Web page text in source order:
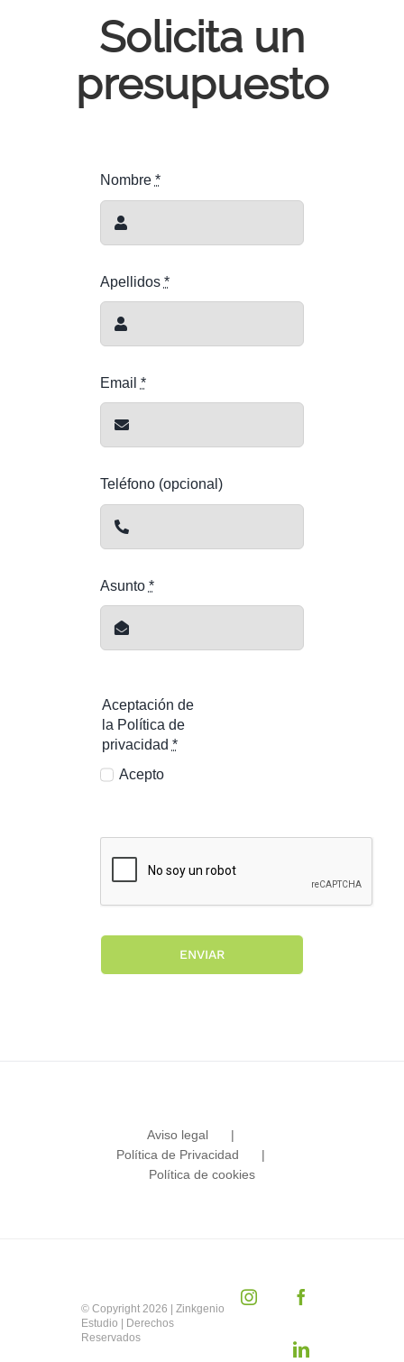
Solicita un
presupuesto
Nombre *
Apellidos *
Email *
Teléfono (opcional)
Asunto *
Aceptación de
la Política de
privacidad *
Acepto
ENVIAR
Aviso legal
Política de Privacidad
Política de cookies
© Copyright 2026 | Zinkgenio
Estudio | Derechos
Reservados
InstagramFacebook
LinkedIn